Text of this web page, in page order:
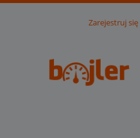
Zarejestruj się